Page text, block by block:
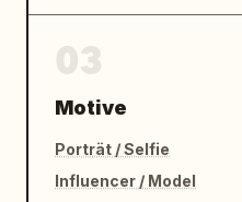
Motive
Porträt / Selfie
Influencer / Model